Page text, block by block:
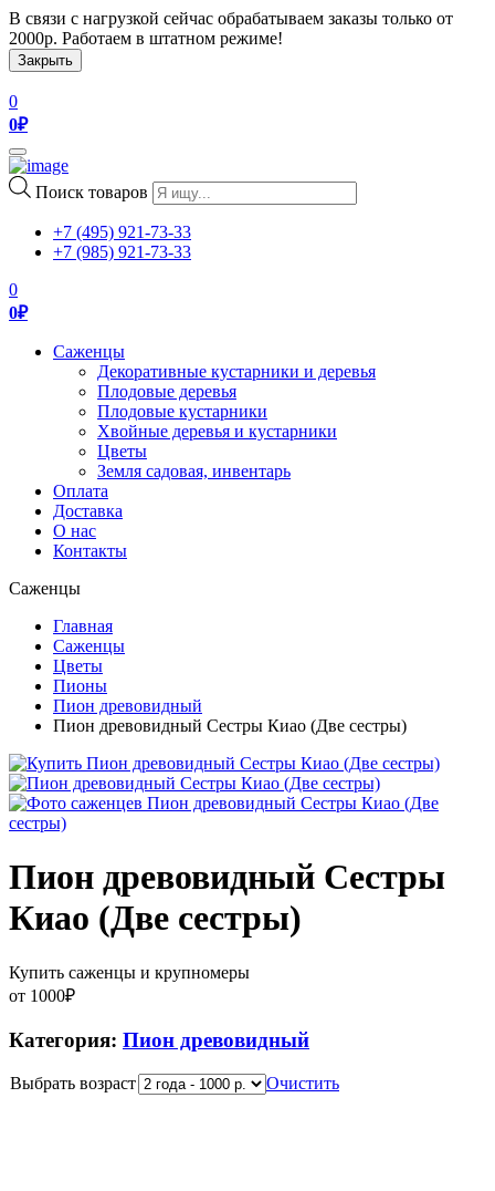
В связи с нагрузкой сейчас обрабатываем заказы только от
2000р. Работаем в штатном режиме!
Закрыть
0
0₽
Toggle
navigation
Поиск товаров
+7 (495) 921-73-33
+7 (985) 921-73-33
0
0₽
Саженцы
Декоративные кустарники и деревья
Плодовые деревья
Плодовые кустарники
Хвойные деревья и кустарники
Цветы
Земля садовая, инвентарь
Оплата
Доставка
О нас
Контакты
Саженцы
Главная
Саженцы
Цветы
Пионы
Пион древовидный
Пион древовидный Сестры Киао (Две сестры)
Пион древовидный Сестры
Киао (Две сестры)
Купить саженцы и крупномеры
от 1000₽
Категория: Пион древовидный
Выбрать возраст Очистить